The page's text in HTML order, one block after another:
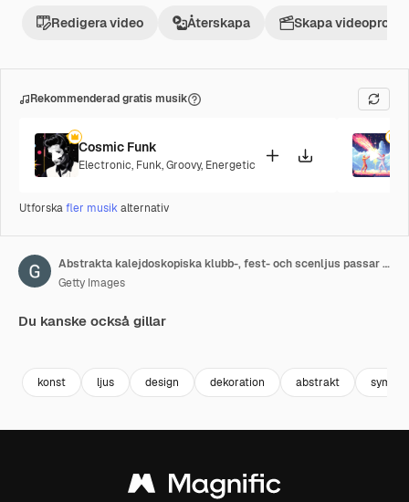
Redigera video Återskapa Skapa
Rekommenderad gratis musik
Cosmic Funk
Electronic, Funk,Groovy, Energetic
Utforskafler musikalternativ
Abstrakta kalejdoskopiska klubb-, fest- och scenljus passar bra för TV-program, konserter, musikprojektioner och VJ-projektioner på fester i nattklubbar, diskotek och trance-evenemang
Getty Images
Du kanske också gillar
konst ljus design dekoration abstrakt